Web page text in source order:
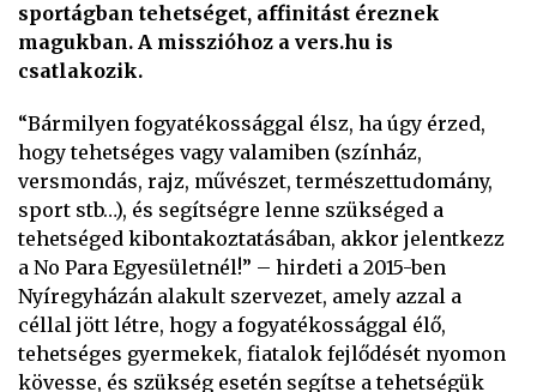
sportágban tehetséget, affinitást éreznek
magukban. A misszióhoz a vers.hu is
csatlakozik.
“Bármilyen fogyatékossággal élsz, ha úgy érzed,
hogy tehetséges vagy valamiben (színház,
versmondás, rajz, művészet, természettudomány,
sport stb…), és segítségre lenne szükséged a
tehetséged kibontakoztatásában, akkor jelentkezz
a No Para Egyesületnél!” – hirdeti a 2015-ben
Nyíregyházán alakult szervezet, amely azzal a
céllal jött létre, hogy a fogyatékossággal élő,
tehetséges gyermekek, fiatalok fejlődését nyomon
kövesse, és szükség esetén segítse a tehetségük